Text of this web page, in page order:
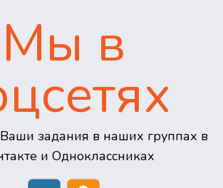
Мы в
задания в наших группах в
и Одноклассниках